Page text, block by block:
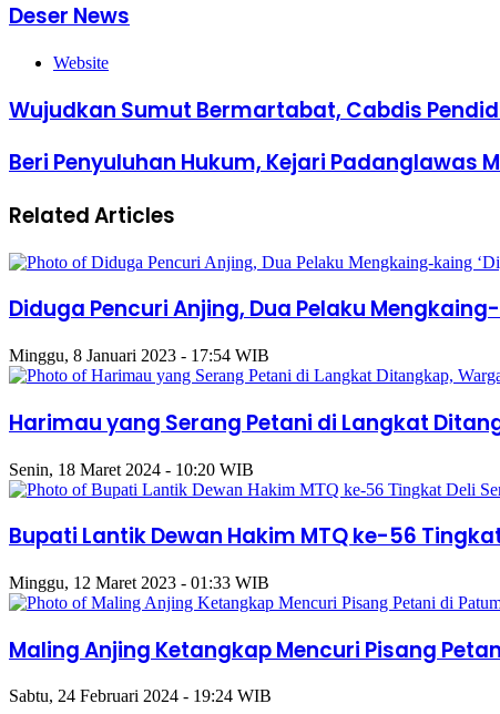
Deser News
Website
Wujudkan Sumut Bermartabat, Cabdis
Beri Penyuluhan Hukum, Kejari Padanglawas
Related Articles
Diduga Pencuri Anjing, Dua Pelaku
Minggu, 8 Januari 2023 - 17:54 WIB
Harimau yang Serang Petani di Langkat
Senin, 18 Maret 2024 - 10:20 WIB
Bupati Lantik Dewan Hakim MTQ ke-56
Minggu, 12 Maret 2023 - 01:33 WIB
Maling Anjing Ketangkap Mencuri Pisang
Sabtu, 24 Februari 2024 - 19:24 WIB